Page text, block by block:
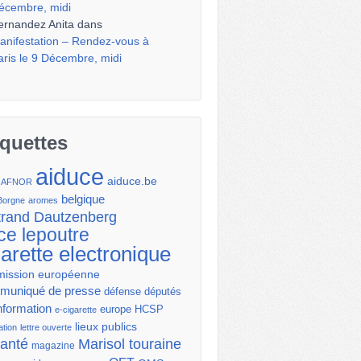
midi
Anita dans
– Rendez-vous à
le 9 Décembre, midi
AFNOR aiduce aiduce.be
aromes belgique
Dautzenberg
lepoutre
electronique
européenne
de presse défense députés
e-cigarette europe HCSP
lettre ouverte lieux publics
magazine Marisol touraine